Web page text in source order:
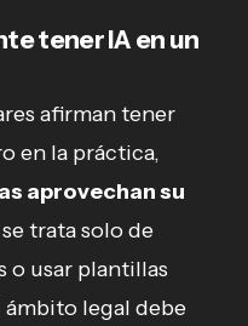
tener IA en un
afirman tener
en la práctica,
aprovechan su
trata solo de
usar plantillas
ámbito legal debe